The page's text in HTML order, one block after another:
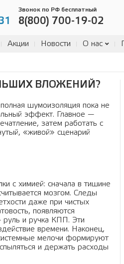
Звонок по РФ бесплатный
8(800) 700-19-02
Акции Новости О нас
ВЛОЖЕНИЙ?
шумоизоляция пока не
эффект. Главное —
затем работать с
«живой» сценарий
с химией: сначала в тишине
мозгом. Следы
даже при чистых
появляются
руль и ручка КПП. Эти
времени. Наконец,
мелочи формируют
и держать расходы